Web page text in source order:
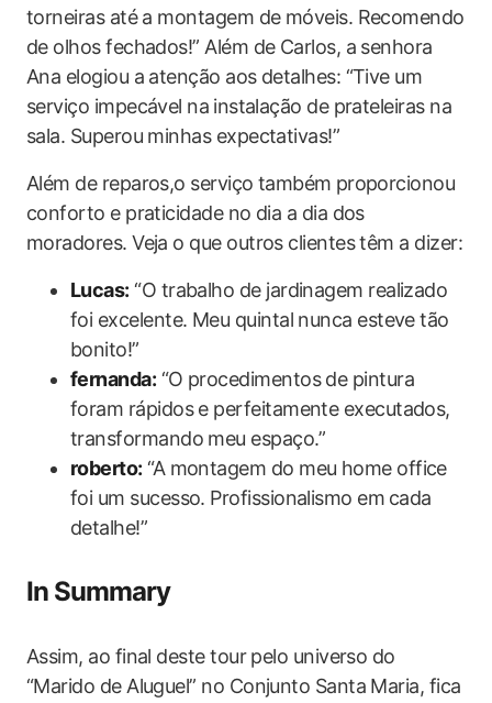
torneiras até a montagem de móveis. Recomendo
de olhos fechados!” Além de Carlos, a senhora
Ana ‌elogiou a atenção aos detalhes: “Tive um
serviço ‌impecável na⁤ instalação de prateleiras na
sala. Superou minhas expectativas!”
Além de reparos,o serviço também⁤ proporcionou
conforto e praticidade no dia a dia dos​
moradores. Veja o que outros clientes têm a dizer:
Lucas: “O trabalho de jardinagem realizado
foi excelente. Meu quintal nunca esteve ‍tão
bonito!”
fernanda: “O procedimentos de pintura
foram rápidos e perfeitamente‌ executados,
transformando meu espaço.”
roberto: “A montagem do meu home office
foi um sucesso. Profissionalismo em⁢ cada
detalhe!”
In Summary
Assim, ao final deste tour pelo universo do
“Marido de Aluguel” no Conjunto Santa Maria, fica